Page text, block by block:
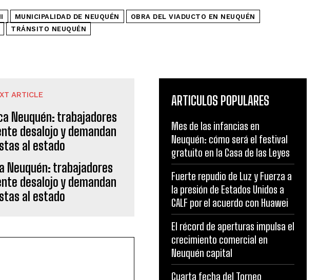
MUNICIPALIDAD DE NEUQUÉN
OBRA DEL VIADUCTO EN NEUQUÉN
TRÁNSITO NEUQUÉN
ARTICLE
Neuquén: trabajadores
desalojo y demandan
al estado
ARTICULOS POPULARES
Mes de las infancias en
Neuquén: cómo será el festival
gratuito en la Casa de las Leyes
Fuerte repudio de Luz y Fuerza a
la presión de Estados Unidos a
CALF por el acuerdo con Huawei
El récord de aperturas impulsa el
crecimiento comercial en
Neuquén capital
Cuarta fecha del Torneo